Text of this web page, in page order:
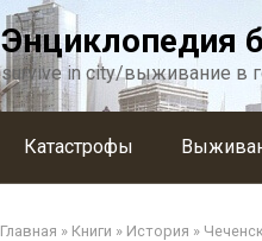
Энциклопедия
survive in city/выживание в
Катастрофы
Главная » Книги » История »